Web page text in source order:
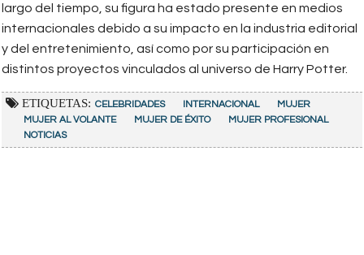
largo del tiempo, su figura ha estado presente en medios
internacionales debido a su impacto en la industria editorial
y del entretenimiento, así como por su participación en
distintos proyectos vinculados al universo de Harry Potter.
ETIQUETAS: CELEBRIDADES INTERNACIONAL
MUJER
MUJER AL VOLANTE
MUJER DE ÉXITO
MUJER PROFESIONAL
NOTICIAS